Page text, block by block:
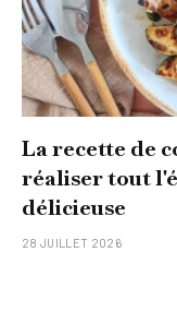
La recette de
réaliser tout
délicieuse
28 JUILLET 2026